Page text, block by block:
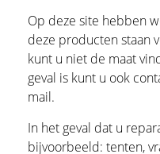
Op deze site hebben
deze producten staan
kunt u niet de maat
geval is kunt u ook
mail.
In het geval dat u
bijvoorbeeld: tenten,